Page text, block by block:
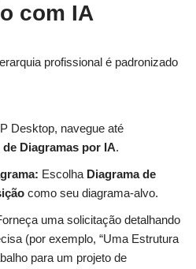
com IA
profissional é padronizado
Desktop, navegue até
Diagramas por IA.
Escolha Diagrama de
como seu diagrama-alvo.
uma solicitação detalhando
(por exemplo, “Uma Estrutura
para um projeto de